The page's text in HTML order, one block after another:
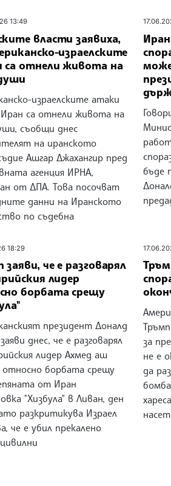
13:49
власти заявиха,
израелските
са отнели живота на
израелските атаки
са отнели живота на
съобщи днес
на иранското
Ашгар Джахангир пред
агенция ИРНА,
от ДПА. Това посочват
данни на Иранското
по съдебна
Иран
бъде
18:29
заяви, че е разговарял
лидер
борбата срещу
президент Доналд
днес, че е разговарял
лидер Ахмед аш
борбата срещу
от Иран
"Хизбула" в Ливан, ден
разкритикува Израел
че е убил прекалено
за
не е
да